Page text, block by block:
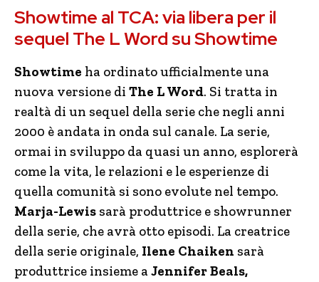
Showtime al TCA: via libera per il
sequel The L Word su Showtime
Showtime ha ordinato ufficialmente una
nuova versione di The L Word. Si tratta in
realtà di un sequel della serie che negli anni
2000 è andata in onda sul canale. La serie,
ormai in sviluppo da quasi un anno, esplorerà
come la vita, le relazioni e le esperienze di
quella comunità si sono evolute nel tempo.
Marja-Lewis sarà produttrice e showrunner
della serie, che avrà otto episodi. La creatrice
della serie originale, Ilene Chaiken sarà
produttrice insieme aJennifer Beals,